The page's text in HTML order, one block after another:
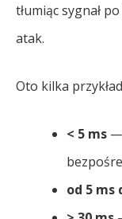
tłumiąc sygnał
atak.
Oto kilka
< 5 ms —
od 5 ms